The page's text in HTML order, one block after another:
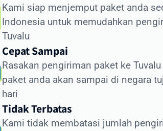
dan kelengkapan alamat
memiliki sistem pelacakan canggih
Anda memantau status
Dengan begitu, Anda selalu
posisi dan status paket Anda
Kirim Dokumen ke Tuvalu
dokumen internasional
Kami siap menjemput paket anda
Indonesia untuk memudahkan
Tuvalu
Cepat Sampai
Rasakan pengiriman paket ke
paket anda akan sampai di negara
hari
Tidak Terbatas
Kami tidak membatasi jumlah